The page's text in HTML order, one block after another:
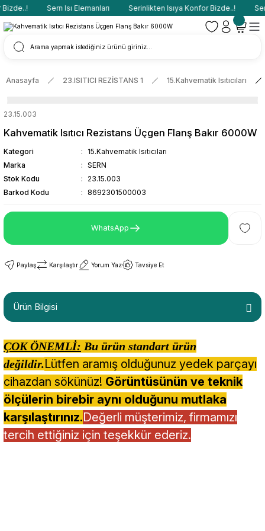
Sern Isı Elemanları Serinlikten Isıya Konfor Bizde..!
Anasayfa 23.ISITICI REZİSTANS 1 15.Kahvematik Isıtıcıları
23.15.003
Kahvematik Isıtıcı Rezistans Üçgen Flanş Bakır 6000W
Kategori
15.Kahvematik Isıtıcıları
Marka
SERN
Stok Kodu
23.15.003
Barkod Kodu
8692301500003
WhatsApp
Paylaş Karşılaştır Yorum Yaz Tavsiye Et
Ürün Bilgisi
ÇOK ÖNEMLİ: Bu ürün standart ürün
değildir.Lütfen aramış olduğunuz yedek parçayı
cihazdan sökünüz! Görüntüsünün ve teknik
ölçülerin birebir aynı olduğunu mutlaka
karşılaştırınız.Değerli müşterimiz, firmamızı
tercih ettiğiniz için teşekkür ederiz.